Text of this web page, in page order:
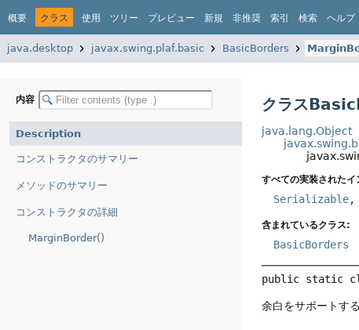
概要 クラス 使用 ツリー プレビュー 新規 非推奨 索引 検索 ヘルプ
java.desktop javax.swing.plaf.basic BasicBorders
内容
Description
コンストラクタのサマリー
メソッドのサマリー
コンストラクタの詳細
MarginBorder()
クラス
java.lang.Object
すべての実装された
Serializable,
含まれているクラス:
BasicBorders
public static
余白をサポートす